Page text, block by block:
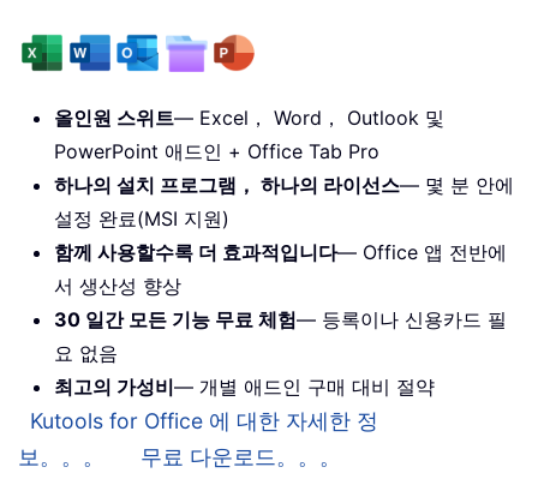
올인원 스위트— Excel， Word， Outlook 및
PowerPoint 애드인 + Office Tab Pro
하나의 설치 프로그램， 하나의 라이선스— 몇 분 안에
설정 완료(MSI 지원)
함께 사용할수록 더 효과적입니다— Office 앱 전반에
서 생산성 향상
30 일간 모든 기능 무료 체험— 등록이나 신용카드 필
요 없음
최고의 가성비— 개별 애드인 구매 대비 절약
Kutools for Office 에 대한 자세한 정
보。。。
무료 다운로드。。。